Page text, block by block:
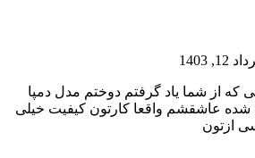
12, 1403
که از شما یاد گرفتم دوختم مدل دمپا
عاشقشم واقعا کارتون کیفیت خیلی
ازتون